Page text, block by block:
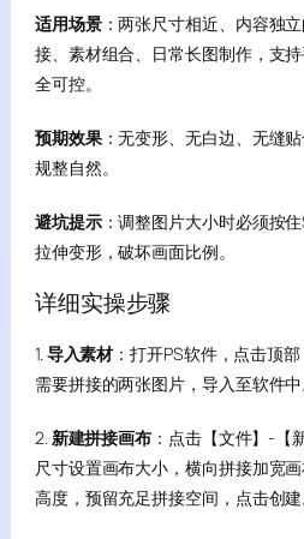
适用场景：两张尺寸相近、内容独
接、素材组合、日常长图制作，支
全可控。
预期效果：无变形、无白边、无缝
规整自然。
避坑提示：调整图片大小时必须按
拉伸变形，破坏画面比例。
详细实操步骤
1.导入素材：打开PS软件，点击顶
需要拼接的两张图片，导入至软件中
2.新建拼接画布 ：点击【文件】-【
尺寸设置画布大小，横向拼接加宽
高度，预留充足拼接空间，点击创建